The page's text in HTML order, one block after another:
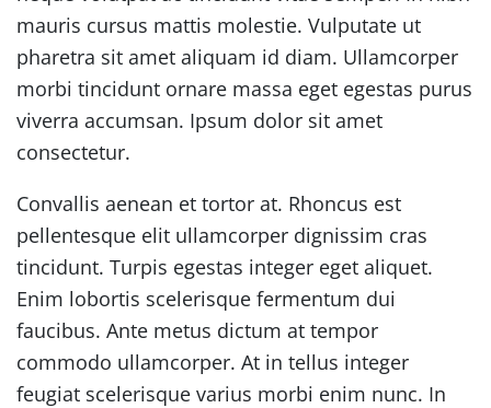
mauris cursus mattis molestie. Vulputate ut
pharetra sit amet aliquam id diam. Ullamcorper
morbi tincidunt ornare massa eget egestas purus
viverra accumsan. Ipsum dolor sit amet
consectetur.
Convallis aenean et tortor at. Rhoncus est
pellentesque elit ullamcorper dignissim cras
tincidunt. Turpis egestas integer eget aliquet.
Enim lobortis scelerisque fermentum dui
faucibus. Ante metus dictum at tempor
commodo ullamcorper. At in tellus integer
feugiat scelerisque varius morbi enim nunc. In